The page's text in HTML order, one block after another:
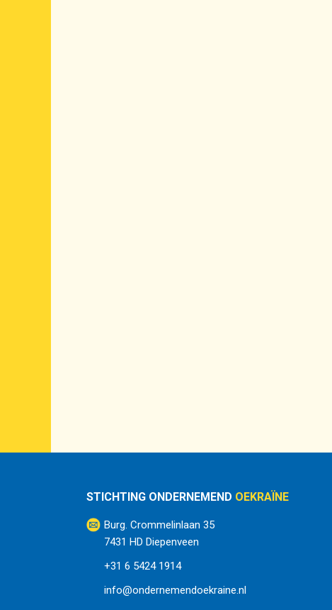
STICHTING ONDERNEMEND OEKRAÏNE
Burg. Crommelinlaan 35
7431 HD Diepenveen
+31 6 5424 1914
info@ondernemendoekraine.nl